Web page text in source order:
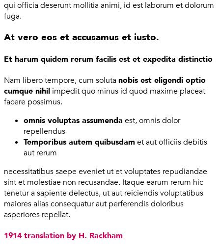
qui officia deserunt mollitia animi, id est laborum et dolorum
fuga.
At vero eos et accusamus et iusto.
Et harum quidem rerum facilis est et expedita distinctio
Nam libero tempore, cum soluta nobis est eligendi optio
cumque nihil impedit quo minus id quod maxime placeat
facere possimus.
omnis voluptas assumenda est, omnis dolor
repellendus
Temporibus autem quibusdam et aut officiis debitis
aut rerum
necessitatibus saepe eveniet ut et voluptates repudiandae
sint et molestiae non recusandae. Itaque earum rerum hic
tenetur a sapiente delectus, ut aut reiciendis voluptatibus
maiores alias consequatur aut perferendis doloribus
asperiores repellat.
1914 translation by H. Rackham